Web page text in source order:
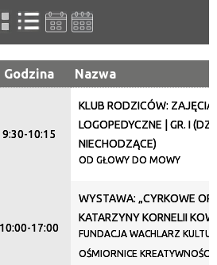
—
Godzina Nazwa
9:30-10:15
KLUB RODZICÓW: ZAJĘCIA
LOGOPEDYCZNE | GR. I
NIECHODZĄCE)
OD GŁOWY DO MOWY
10:00-17:00
WYSTAWA: „CYRKOWE
KATARZYNY KORNELII
FUNDACJA WACHLARZ
OŚMIORNICE KREATYWNOŚCI